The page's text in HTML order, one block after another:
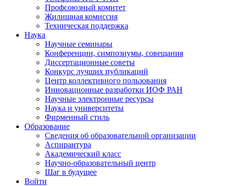
Профсоюзный комитет
Жилищная комиссия
Техническая поддержка
Наука
Научные семинары
Конференции, симпозиумы, совещания
Диссертационные советы
Конкурс лучших публикаций
Центр коллективного пользования
Инновационные разработки ИОФ РАН
Научные электронные ресурсы
Наука и университеты
Фирменный стиль
Образование
Сведения об образовательной организации
Аспирантура
Академический класс
Научно-образовательный центр
Шаг в будущее
Войти